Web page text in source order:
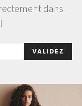
dans
VALIDEZ